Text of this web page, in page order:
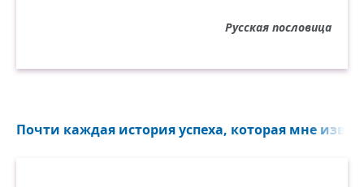
Русская пословица
Почти каждая история успеха, которая мне